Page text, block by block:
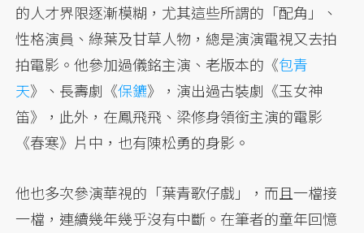
的人才界限逐漸模糊，尤其這些所謂的「配角」、
性格演員、綠葉及甘草人物，總是演演電視又去拍
拍電影。他參加過儀銘主演、老版本的《包青
天》、長壽劇《保鑣》，演出過古裝劇《玉女神
笛》，此外，在鳳飛飛、梁修身領銜主演的電影
《春寒》片中，也有陳松勇的身影。
他也多次參演華視的「葉青歌仔戲」，而且一檔接
一檔，連續幾年幾乎沒有中斷。在筆者的童年回憶